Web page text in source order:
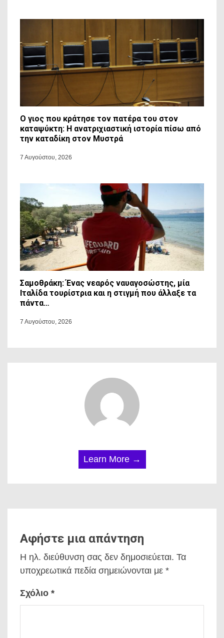
Ο γιος που κράτησε τον πατέρα του στον
καταψύκτη: Η ανατριχιαστική ιστορία πίσω από
την καταδίκη στον Μυστρά
7 Αυγούστου, 2026
Σαμοθράκη: Ένας νεαρός ναυαγοσώστης, μία
Ιταλίδα τουρίστρια και η στιγμή που άλλαξε τα
πάντα…
7 Αυγούστου, 2026
Learn More →
Αφήστε μια απάντηση
Η ηλ. διεύθυνση σας δεν δημοσιεύεται. Τα
υποχρεωτικά πεδία σημειώνονται με *
Σχόλιο *